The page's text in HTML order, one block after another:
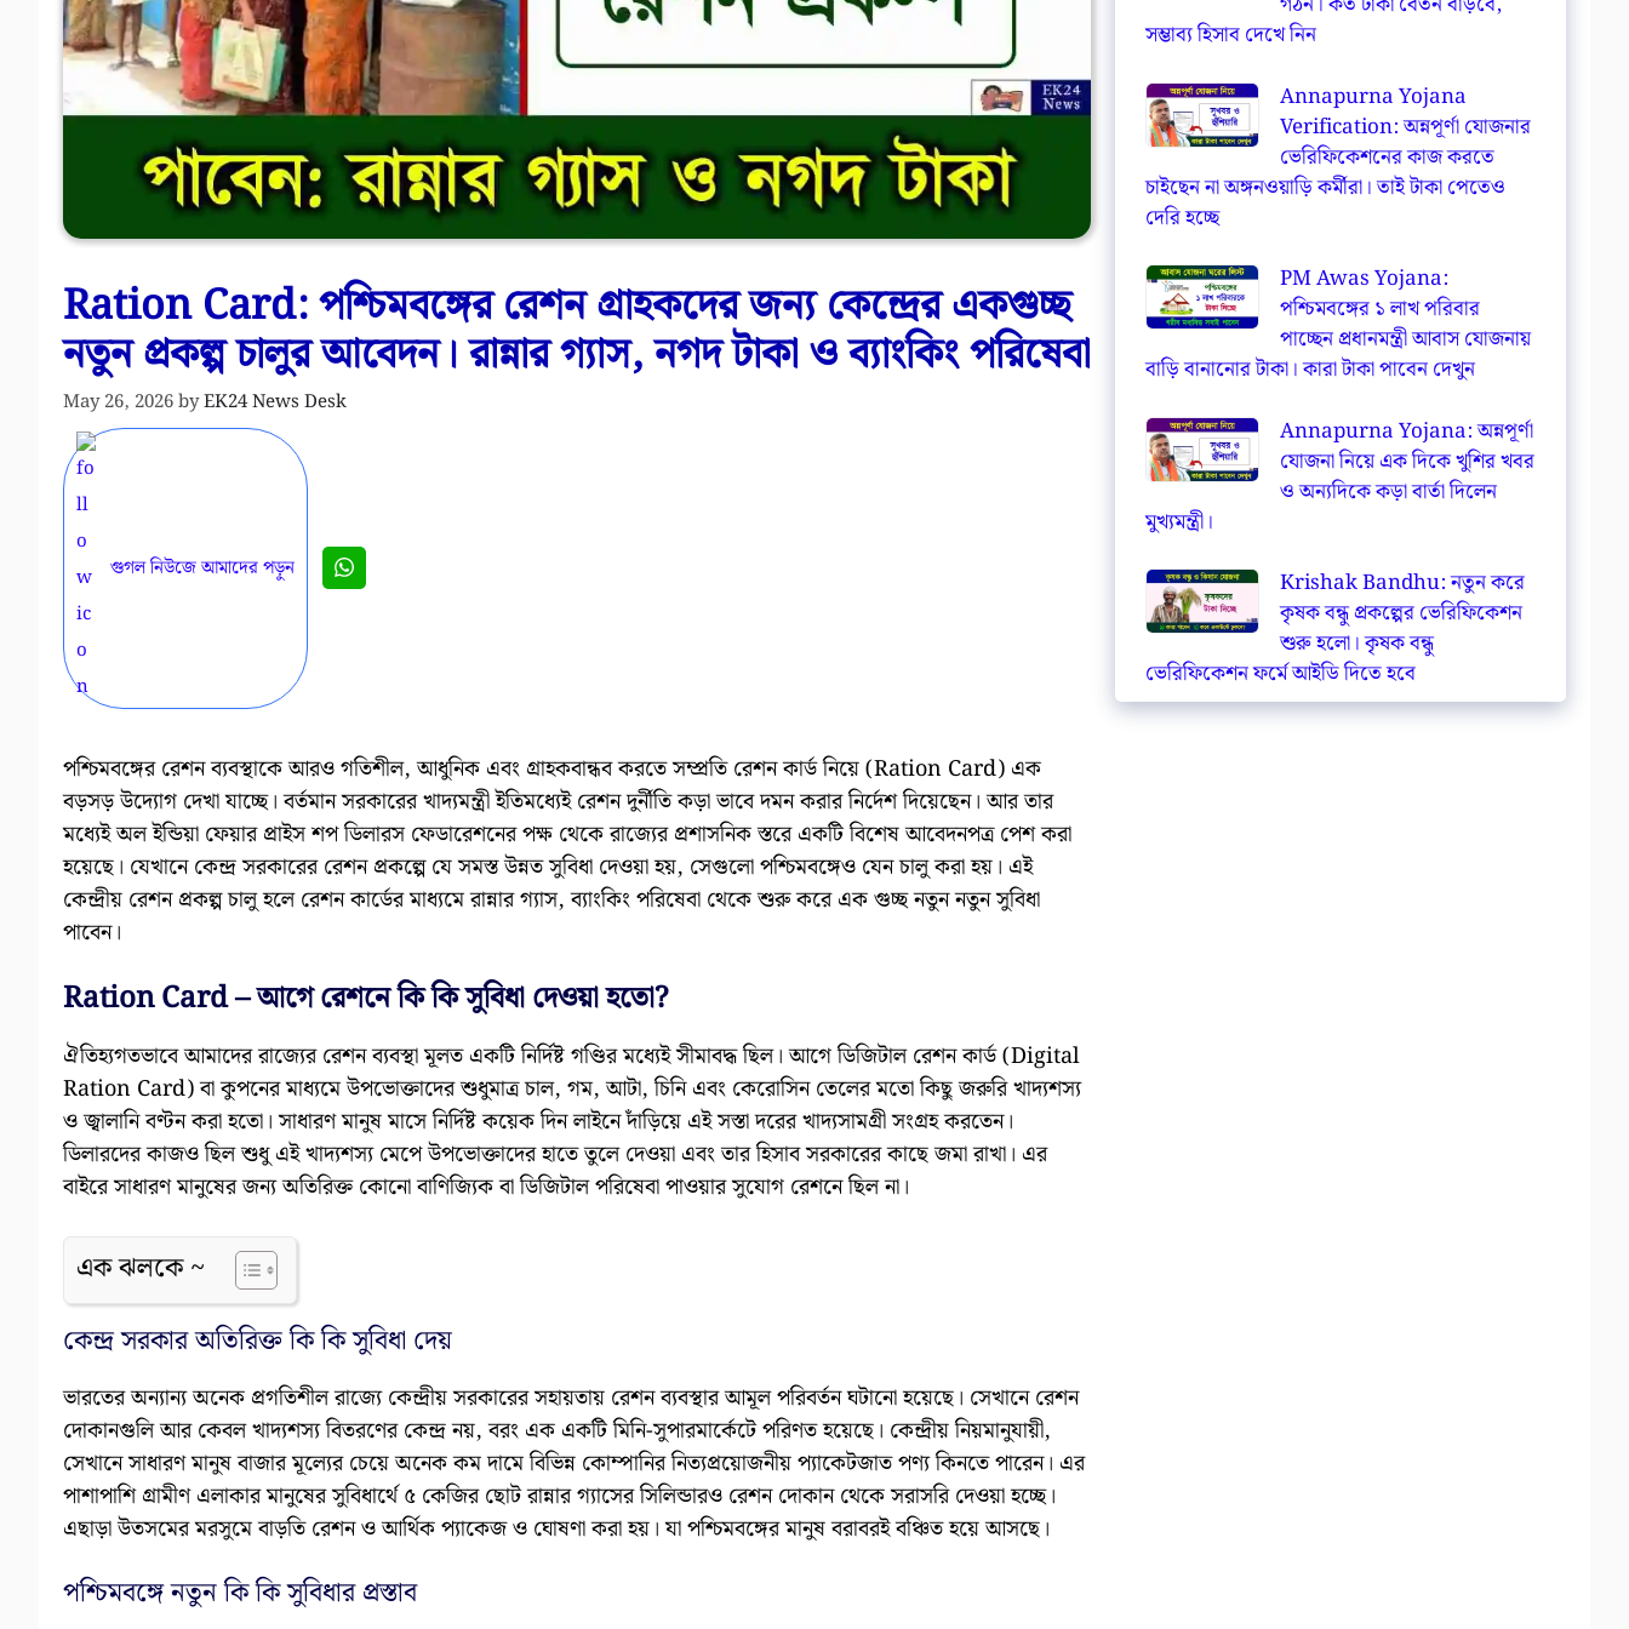
Ration Card: পশ্চিমবঙ্গের রেশন গ্রাহকদের জন্য কেন্দ্রের একগুচ্ছ
নতুন প্রকল্প চালুর আবেদন। রান্নার গ্যাস, নগদ টাকা ও ব্যাংকিং পরিষেবা
May 26, 2026byEK24 News Desk
গুগল নিউজে আমাদের পড়ুন
পশ্চিমবঙ্গের রেশন ব্যবস্থাকে আরও গতিশীল, আধুনিক এবং গ্রাহকবান্ধব করতে সম্প্রতি রেশন কার্ড নিয়ে (Ration Card) এক
বড়সড় উদ্যোগ দেখা যাচ্ছে। বর্তমান সরকারের খাদ্যমন্ত্রী ইতিমধ্যেই রেশন দুর্নীতি কড়া ভাবে দমন করার নির্দেশ দিয়েছেন। আর তার
মধ্যেই অল ইন্ডিয়া ফেয়ার প্রাইস শপ ডিলারস ফেডারেশনের পক্ষ থেকে রাজ্যের প্রশাসনিক স্তরে একটি বিশেষ আবেদনপত্র পেশ করা
হয়েছে। যেখানে কেন্দ্র সরকারের রেশন প্রকল্পে যে সমস্ত উন্নত সুবিধা দেওয়া হয়, সেগুলো পশ্চিমবঙ্গেও যেন চালু করা হয়। এই
কেন্দ্রীয় রেশন প্রকল্প চালু হলে রেশন কার্ডের মাধ্যমে রান্নার গ্যাস, ব্যাংকিং পরিষেবা থেকে শুরু করে এক গুচ্ছ নতুন নতুন সুবিধা
পাবেন।
Ration Card – আগে রেশনে কি কি সুবিধা দেওয়া হতো?
ঐতিহ্যগতভাবে আমাদের রাজ্যের রেশন ব্যবস্থা মূলত একটি নির্দিষ্ট গণ্ডির মধ্যেই সীমাবদ্ধ ছিল। আগে ডিজিটাল রেশন কার্ড (Digital
Ration Card) বা কুপনের মাধ্যমে উপভোক্তাদের শুধুমাত্র চাল, গম, আটা, চিনি এবং কেরোসিন তেলের মতো কিছু জরুরি খাদ্যশস্য
ও জ্বালানি বণ্টন করা হতো। সাধারণ মানুষ মাসে নির্দিষ্ট কয়েক দিন লাইনে দাঁড়িয়ে এই সস্তা দরের খাদ্যসামগ্রী সংগ্রহ করতেন।
ডিলারদের কাজও ছিল শুধু এই খাদ্যশস্য মেপে উপভোক্তাদের হাতে তুলে দেওয়া এবং তার হিসাব সরকারের কাছে জমা রাখা। এর
বাইরে সাধারণ মানুষের জন্য অতিরিক্ত কোনো বাণিজ্যিক বা ডিজিটাল পরিষেবা পাওয়ার সুযোগ রেশনে ছিল না।
এক ঝলকে ~
কেন্দ্র সরকার অতিরিক্ত কি কি সুবিধা দেয়
ভারতের অন্যান্য অনেক প্রগতিশীল রাজ্যে কেন্দ্রীয় সরকারের সহায়তায় রেশন ব্যবস্থার আমূল পরিবর্তন ঘটানো হয়েছে। সেখানে রেশন
দোকানগুলি আর কেবল খাদ্যশস্য বিতরণের কেন্দ্র নয়, বরং এক একটি মিনি-সুপারমার্কেটে পরিণত হয়েছে। কেন্দ্রীয় নিয়মানুযায়ী,
সেখানে সাধারণ মানুষ বাজার মূল্যের চেয়ে অনেক কম দামে বিভিন্ন কোম্পানির নিত্যপ্রয়োজনীয় প্যাকেটজাত পণ্য কিনতে পারেন। এর
পাশাপাশি গ্রামীণ এলাকার মানুষের সুবিধার্থে ৫ কেজির ছোট রান্নার গ্যাসের সিলিন্ডারও রেশন দোকান থেকে সরাসরি দেওয়া হচ্ছে।
এছাড়া উতসমের মরসুমে বাড়তি রেশন ও আর্থিক প্যাকেজ ও ঘোষণা করা হয়। যা পশ্চিমবঙ্গের মানুষ বরাবরই বঞ্চিত হয়ে আসছে।
পশ্চিমবঙ্গে নতুন কি কি সুবিধার প্রস্তাব
সম্ভাব্য হিসাব দেখে নিন
Annapurna Yojana
Verification: অন্নপূর্ণা যোজনার
ভেরিফিকেশনের কাজ করতে
চাইছেন না অঙ্গনওয়াড়ি কর্মীরা। তাই টাকা পেতেও
দেরি হচ্ছে
PM Awas Yojana:
পশ্চিমবঙ্গের ১ লাখ পরিবার
পাচ্ছেন প্রধানমন্ত্রী আবাস যোজনায়
বাড়ি বানানোর টাকা। কারা টাকা পাবেন দেখুন
Annapurna Yojana: অন্নপূর্ণা
যোজনা নিয়ে এক দিকে খুশির খবর
ও অন্যদিকে কড়া বার্তা দিলেন
মুখ্যমন্ত্রী।
Krishak Bandhu: নতুন করে
কৃষক বন্ধু প্রকল্পের ভেরিফিকেশন
শুরু হলো। কৃষক বন্ধু
ভেরিফিকেশন ফর্মে আইডি দিতে হবে